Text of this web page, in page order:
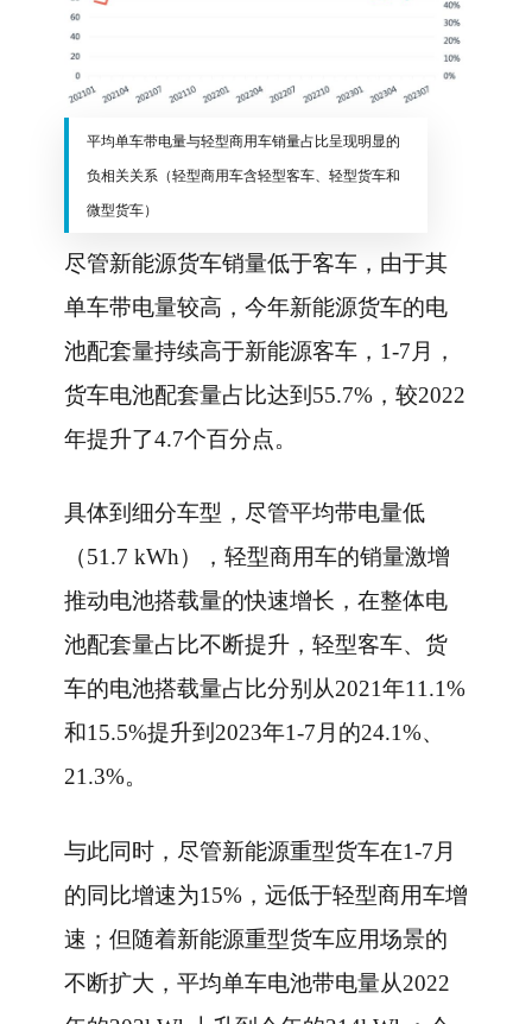
平均单车带电量与轻型商用车销量占比呈现明显的
负相关关系（轻型商用车含轻型客车、轻型货车和
微型货车）
尽管新能源货车销量低于客车，由于其
单车带电量较高，今年新能源货车的电
池配套量持续高于新能源客车，1-7月，
货车电池配套量占比达到55.7%，较2022
年提升了4.7个百分点。
具体到细分车型，尽管平均带电量低
（51.7 kWh），轻型商用车的销量激增
推动电池搭载量的快速增长，在整体电
池配套量占比不断提升，轻型客车、货
车的电池搭载量占比分别从2021年11.1%
和15.5%提升到2023年1-7月的24.1%、
21.3%。
与此同时，尽管新能源重型货车在1-7月
的同比增速为15%，远低于轻型商用车增
速；但随着新能源重型货车应用场景的
不断扩大，平均单车电池带电量从2022